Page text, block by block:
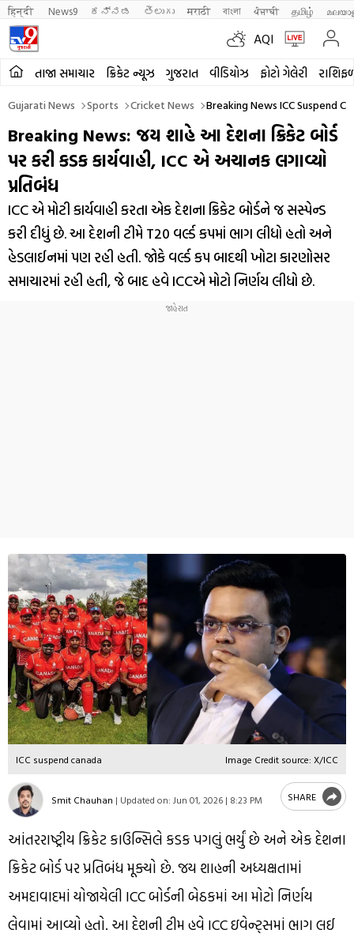
हिन्दी News9 ಕನ್ನಡ తెలుగు मराठी বাংলা ਪੰਜਾਬੀ தமிழ்
AQI
તાજા સમાચાર ક્રિકેટ ન્યૂઝ ગુજરાત વીડિયોઝ ફોટો ગેલેરી
Gujarati News Sports Cricket News Breaking News ICC Suspend
Breaking News: જય શાહે આ દેશના ક્રિકેટ બોર્ડ
પર કરી કડક કાર્યવાહી, ICC એ અચાનક લગાવ્યો
પ્રતિબંધ
ICC એ મોટી કાર્યવાહી કરતા એક દેશના ક્રિકેટ બોર્ડને જ સસ્પેન્ડ
કરી દીધું છે. આ દેશની ટીમે T20 વર્લ્ડ કપમાં ભાગ લીધો હતો અને
હેડલાઈનમાં પણ રહી હતી. જોકે વર્લ્ડ કપ બાદથી ખોટા કારણોસર
સમાચારમાં રહી હતી, જે બાદ હવે ICCએ મોટો નિર્ણય લીધો છે.
ICC suspend canada Image Credit source: X/ICC
Smit Chauhan | Updated on: Jun 01, 2026 | 8:23 PM SHARE
આંતરરાષ્ટ્રીય ક્રિકેટ કાઉન્સિલે કડક પગલું ભર્યું છે અને એક દેશના
ક્રિકેટ બોર્ડ પર પ્રતિબંધ મૂક્યો છે. જય શાહની અધ્યક્ષતામાં
અમદાવાદમાં યોજાયેલી ICC બોર્ડની બેઠકમાં આ મોટો નિર્ણય
લેવામાં આવ્યો હતો. આ દેશની ટીમ હવે ICC ઇવેન્ટ્સમાં ભાગ લઈ